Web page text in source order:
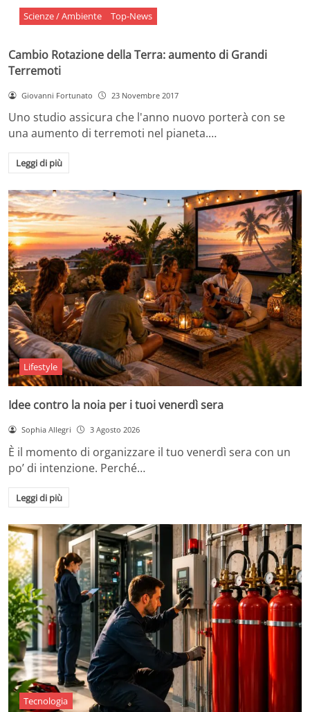
Scienze / Ambiente Top-News
Cambio Rotazione della Terra: aumento di Grandi
Terremoti
Giovanni Fortunato 23 Novembre 2017
Uno studio assicura che l'anno nuovo porterà con se
una aumento di terremoti nel pianeta.…
Leggi di più
Lifestyle
Idee contro la noia per i tuoi venerdì sera
Sophia Allegri 3 Agosto 2026
È il momento di organizzare il tuo venerdì sera con un
po’ di intenzione. Perché…
Leggi di più
Tecnologia